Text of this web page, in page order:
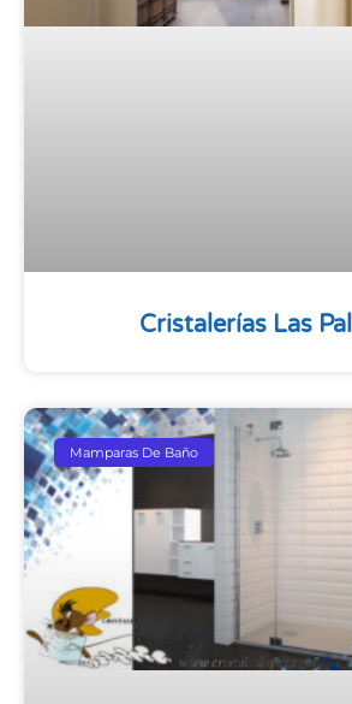
Cristalerías Las
Mamparas De Baño